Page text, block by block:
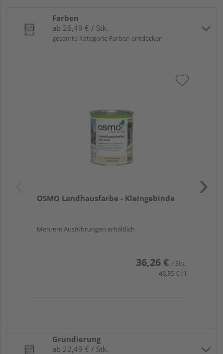
Farben
ab 26,49 € / Stk.
gesamte Kategorie Farben entdecken
OSMO Landhausfarbe - Kleingebinde
Mehrere Ausführungen erhältlich
36,26 € / Stk.
48,35 € / l
Grundierung
ab 22,49 € / Stk.